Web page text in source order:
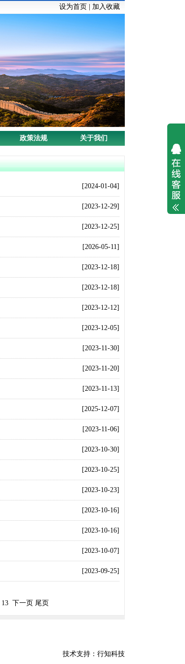
设为首页 加入收藏
政策法规 关于我们
[2024-01-04]
[2023-12-29]
[2023-12-25]
[2026-05-11]
[2023-12-18]
[2023-12-18]
[2023-12-12]
[2023-12-05]
[2023-11-30]
[2023-11-20]
[2023-11-13]
[2025-12-07]
[2023-11-06]
[2023-10-30]
[2023-10-25]
[2023-10-23]
[2023-10-16]
[2023-10-16]
[2023-10-07]
[2023-09-25]
13 下一页 尾页
技术支持：行知科技